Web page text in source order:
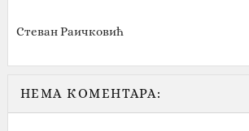
Стеван Раичковић
НЕМА КОМЕНТАРА: